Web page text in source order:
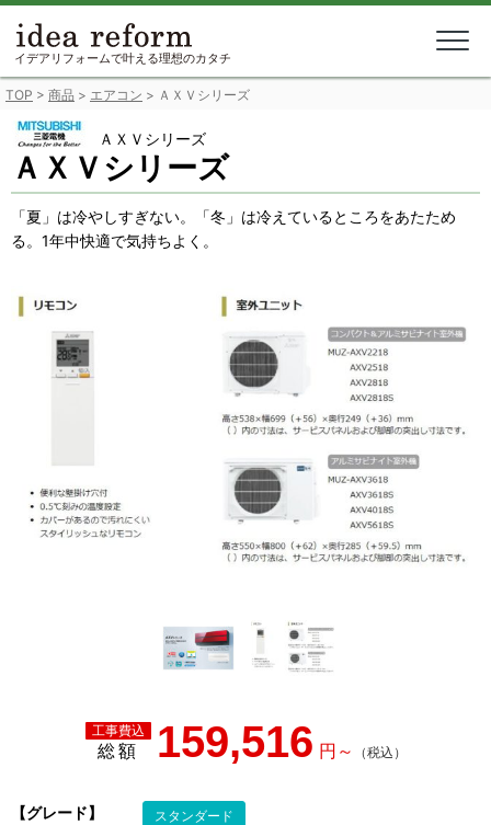
Skip
content
イデアリフォームで叶える理想のカタチ
TOP > 商品 > エアコン > ＡＸＶシリーズ
ＡＸＶシリーズ
ＡＸＶシリーズ
「夏」は冷やしすぎない。「冬」は冷えているところをあたため
る。1年中快適で気持ちよく。
総額 159,516
【グレード】 スタンダード